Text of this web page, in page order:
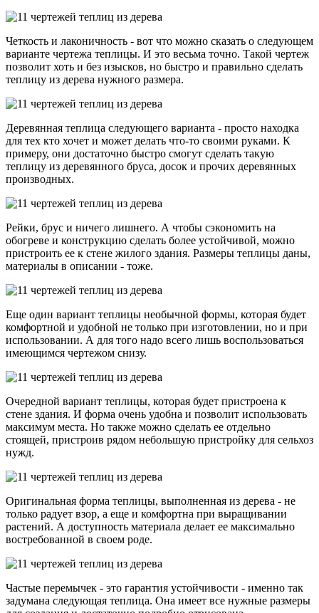
Четкость и лаконичность - вот что можно сказать о следующем
варианте чертежа теплицы. И это весьма точно. Такой чертеж
позволит хоть и без изысков, но быстро и правильно сделать
теплицу из дерева нужного размера.
Деревянная теплица следующего варианта - просто находка
для тех кто хочет и может делать что-то своими руками. К
примеру, они достаточно быстро смогут сделать такую
теплицу из деревянного бруса, досок и прочих деревянных
производных.
Рейки, брус и ничего лишнего. А чтобы сэкономить на
обогреве и конструкцию сделать более устойчивой, можно
пристроить ее к стене жилого здания. Размеры теплицы даны,
материалы в описании - тоже.
Еще один вариант теплицы необычной формы, которая будет
комфортной и удобной не только при изготовлении, но и при
использовании. А для того надо всего лишь воспользоваться
имеющимся чертежом снизу.
Очередной вариант теплицы, которая будет пристроена к
стене здания. И форма очень удобна и позволит использовать
максимум места. Но также можно сделать ее отдельно
стоящей, пристроив рядом небольшую пристройку для сельхоз
нужд.
Оригинальная форма теплицы, выполненная из дерева - не
только радует взор, а еще и комфортна при выращивании
растений. А доступность материала делает ее максимально
востребованной в своем роде.
Частые перемычек - это гарантия устойчивости - именно так
задумана следующая теплица. Она имеет все нужные размеры